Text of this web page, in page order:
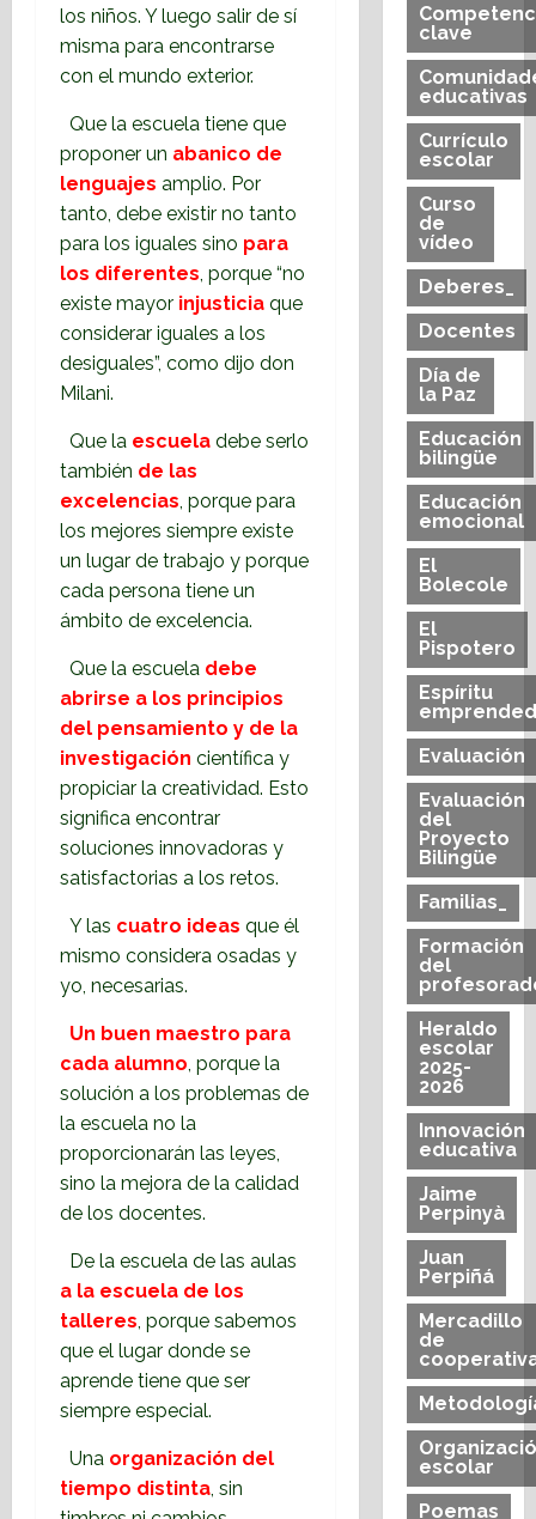
los niños. Y luego salir de sí
misma para encontrarse
con el mundo exterior.
Que la escuela tiene que
proponer un abanico de
lenguajes amplio. Por
tanto, debe existir no tanto
para los iguales sino para
los diferentes, porque “no
existe mayor injusticia que
considerar iguales a los
desiguales”, como dijo don
Milani.
Que la escuela debe serlo
también de las
excelencias, porque para
los mejores siempre existe
un lugar de trabajo y porque
cada persona tiene un
ámbito de excelencia.
Que la escuela debe
abrirse a los principios
del pensamiento y de la
investigación científica y
propiciar la creatividad. Esto
significa encontrar
soluciones innovadoras y
satisfactorias a los retos.
Y las cuatro ideas que él
mismo considera osadas y
yo, necesarias.
Un buen maestro para
cada alumno, porque la
solución a los problemas de
la escuela no la
proporcionarán las leyes,
sino la mejora de la calidad
de los docentes.
De la escuela de las aulas
a la escuela de los
talleres, porque sabemos
que el lugar donde se
aprende tiene que ser
siempre especial.
Una organización del
tiempo distinta, sin
clave
educativas
Currículo
escolar
Curso
de
vídeo
Deberes_
Docentes
Día de
la Paz
Educación
bilingüe
Educación
emocional
El
Bolecole
El
Pispotero
Espíritu
Evaluación
Evaluación
del
Proyecto
Bilingüe
Familias_
Formación
del
Heraldo
escolar
2025-
2026
Innovación
educativa
Jaime
Perpinyà
Juan
Perpiñá
Mercadillo
de
escolar
Poemas